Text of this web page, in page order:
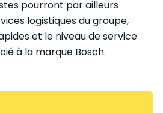
pourront par ailleurs
logistiques du groupe,
et le niveau de service
à la marque Bosch.